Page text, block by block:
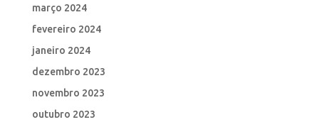
março 2024
fevereiro 2024
janeiro 2024
dezembro 2023
novembro 2023
outubro 2023